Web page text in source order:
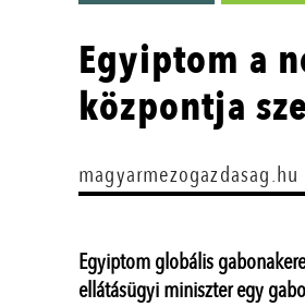
Egyiptom a
központja
magyarmezogazdasag.hu
Egyiptom globális
ellátásügyi miniszter egy